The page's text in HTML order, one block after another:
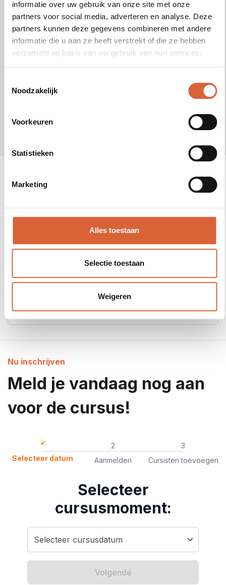
informatie over uw gebruik van onze site met onze
partners voor social media, adverteren en analyse. Deze
partners kunnen deze gegevens combineren met andere
informatie die u aan ze heeft verstrekt of die ze hebben
verzameld op basis van uw gebruik van hun services.
Noodzakelijk
Voorkeuren
Statistieken
Marketing
Alles toestaan
Selectie toestaan
Weigeren
VCA VOL examen Nederlands
VCA Basis examen Arabisch
VCA Basis examen Engels
Rated 5 stars on Springest
Nu inschrijven
Meld je vandaag nog aan
voor de cursus!
Selecteer datum
2
Aanmelden
3
Cursisten toevoegen
Selecteer
cursusmoment:
Volgende